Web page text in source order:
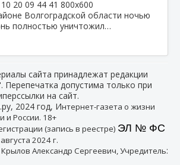
Волгоградской области ночью
полностью уничтожил…
сайта принадлежат редакции
Перепечатка допустима только при
на сайт.
2024 год, Интернет-газета о жизни
и России. 18+
(запись в реестре) ЭЛ № ФС
2024 г.
Александр Сергеевич, Учредитель: